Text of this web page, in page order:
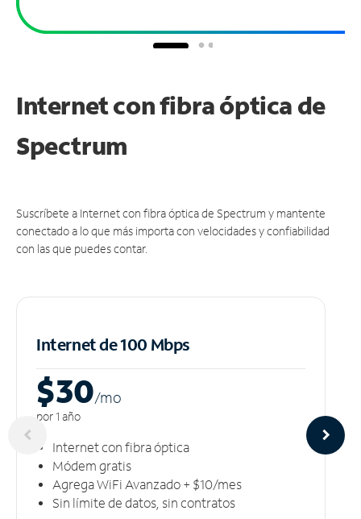
Internet con fibra óptica de
Spectrum
Suscríbete a Internet con fibra óptica de Spectrum y mantente
conectado a lo que más importa con velocidades y confiabilidad
con las que puedes contar.
Internet de 100 Mbps
$30/mo
por 1 año
Internet con fibra óptica
Módem gratis
Agrega WiFi Avanzado + $10/mes
Sin límite de datos, sin contratos